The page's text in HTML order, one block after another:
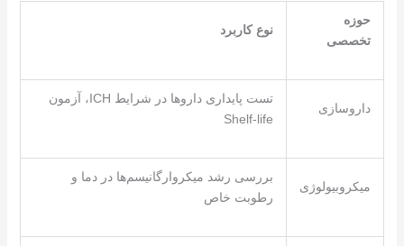
حوزه
تخصصی
نوع کاربرد
داروسازی
تست پایداری داروها در شرایط ICH، آزمون
Shelf-life
میکروبیولوژی
بررسی رشد میکروارگانیسم‌ها در دما و
رطوبت خاص